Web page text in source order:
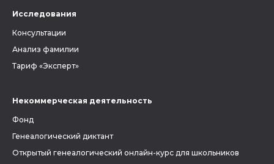
Исследования
Консультации
Анализ фамилии
Тариф «Эксперт»
Некоммерческая деятельность
Фонд
Генеалогический диктант
Открытый генеалогический онлайн-курс для школьников